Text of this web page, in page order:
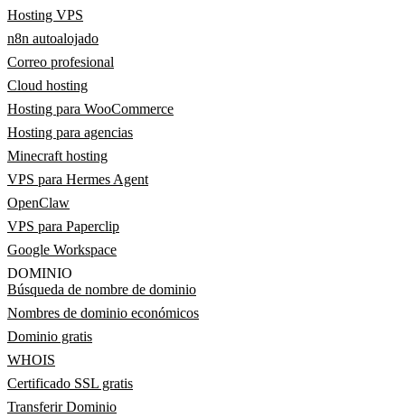
Hosting VPS
n8n autoalojado
Correo profesional
Cloud hosting
Hosting para WooCommerce
Hosting para agencias
Minecraft hosting
VPS para Hermes Agent
OpenClaw
VPS para Paperclip
Google Workspace
DOMINIO
Búsqueda de nombre de dominio
Nombres de dominio económicos
Dominio gratis
WHOIS
Certificado SSL gratis
Transferir Dominio